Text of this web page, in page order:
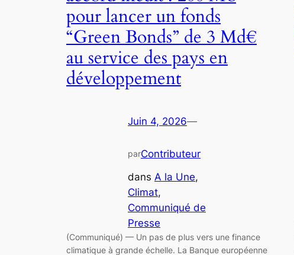
pour lancer un fonds
“Green Bonds” de 3 Md€
au service des pays en
développement
Juin 4, 2026—
parContributeur
dans A la Une
Climat
Communiqué de
Presse
(Communiqué) — Un pas de plus vers une finance
climatique à grande échelle. La Banque européenne